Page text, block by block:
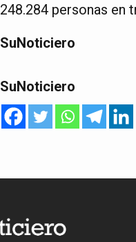
248.284 personas en
SuNoticiero
SuNoticiero